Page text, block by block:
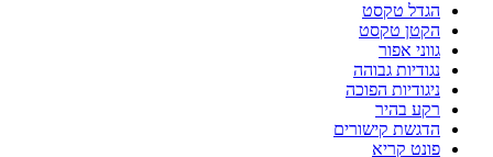
הגדל טקסט
הקטן טקסט
גווני אפור
נגודיות גבוהה
ניגודיות הפוכה
רקע בהיר
הדגשת קישורים
פונט קריא